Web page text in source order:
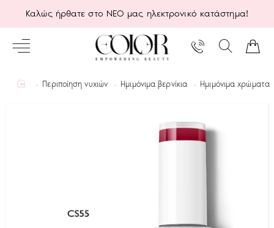
Καλώς ήρθατε στο ΝΕΟ μας ηλεκτρονικό κατάστημα!
homeΠεριποίηση νυχιών Ημιμόνιμα βερνίκια Ημιμόνιμα χρώματα